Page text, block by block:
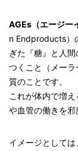
AGEs（エージー
n Endproducts）
ぎた『糖』と人
つくこと（メー
質のことです。
これが体内で増
や血管の働きを邪
イメージとしては